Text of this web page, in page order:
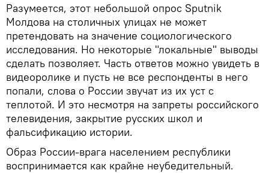
Разумеется, этот небольшой опрос Sputnik
Молдова на столичных улицах не может
претендовать на значение социологического
исследования. Но некоторые "локальные" выводы
сделать позволяет. Часть ответов можно увидеть в
видеоролике и пусть не все респонденты в него
попали, слова о России звучат из их уст с
теплотой. И это несмотря на запреты российского
телевидения, закрытие русских школ и
фальсификацию истории.
Образ России-врага населением республики
воспринимается как крайне неубедительный.